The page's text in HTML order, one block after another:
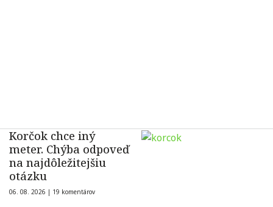
Korčok chce iný
meter. Chýba odpoveď
na najdôležitejšiu
otázku
06. 08. 2026 | 19 komentárov